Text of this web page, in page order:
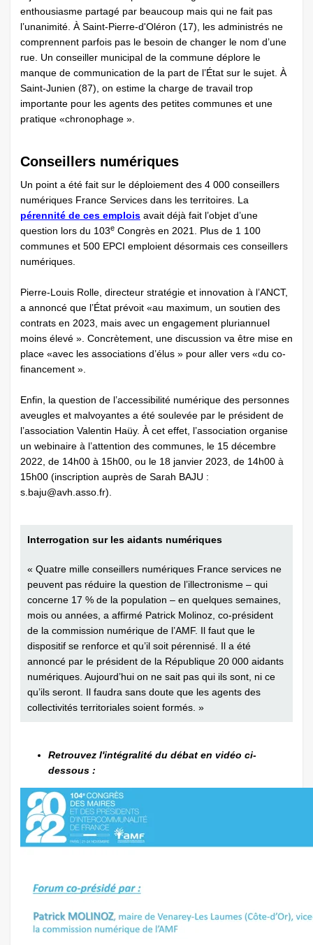
enthousiasme partagé par beaucoup mais qui ne fait pas
l’unanimité. À Saint-Pierre-d'Oléron (17), les administrés ne
comprennent parfois pas le besoin de changer le nom d’une
rue. Un conseiller municipal de la commune déplore le
manque de communication de la part de l’État sur le sujet. À
Saint-Junien (87), on estime la charge de travail trop
importante pour les agents des petites communes et une
pratique «chronophage ».
Conseillers numériques
Un point a été fait sur le déploiement des 4 000 conseillers
numériques France Services dans les territoires. La
pérennité de ces emplois avait déjà fait l’objet d’une
question lors du 103e Congrès en 2021. Plus de 1 100
communes et 500 EPCI emploient désormais ces conseillers
numériques.
Pierre-Louis Rolle, directeur stratégie et innovation à l’ANCT,
a annoncé que l’État prévoit «au maximum, un soutien des
contrats en 2023, mais avec un engagement pluriannuel
moins élevé ». Concrètement, une discussion va être mise en
place «avec les associations d’élus » pour aller vers «du co-
financement ».
Enfin, la question de l’accessibilité numérique des personnes
aveugles et malvoyantes a été soulevée par le président de
l’association Valentin Haüy. À cet effet, l’association organise
un webinaire à l’attention des communes, le 15 décembre
2022, de 14h00 à 15h00, ou le 18 janvier 2023, de 14h00 à
15h00 (inscription auprès de Sarah BAJU :
s.baju@avh.asso.fr).
Interrogation sur les aidants numériques
« Quatre mille conseillers numériques France services ne
peuvent pas réduire la question de l’illectronisme – qui
concerne 17 % de la population – en quelques semaines,
mois ou années, a affirmé Patrick Molinoz, co-président
de la commission numérique de l’AMF. Il faut que le
dispositif se renforce et qu’il soit pérennisé. Il a été
annoncé par le président de la République 20 000 aidants
numériques. Aujourd’hui on ne sait pas qui ils sont, ni ce
qu’ils seront. Il faudra sans doute que les agents des
collectivités territoriales soient formés. »
Retrouvez l'intégralité du débat en vidéo ci-
dessous :